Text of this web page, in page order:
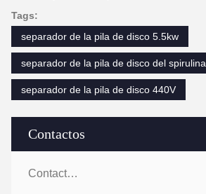
Contactos
Contactos:
Tags:
separador de la pila de disco 5.5kw
separador de la pila de disco del spirulina
separador de la pila de disco 440V